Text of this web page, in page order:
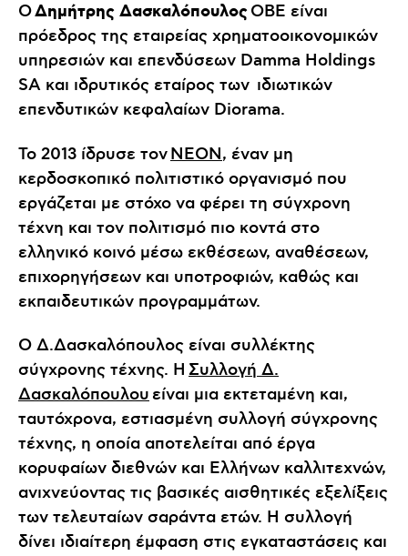
ΟΔημήτρης ΔασκαλόπουλοςOBE είναι
πρόεδρος της εταιρείας χρηματοοικονομικών
υπηρεσιών και επενδύσεων Damma Holdings
SA και ιδρυτικός εταίρος των ιδιωτικών
επενδυτικών κεφαλαίων Diorama.
Το 2013 ίδρυσε τονΝΕΟΝ, έναν μη
κερδοσκοπικό πολιτιστικό οργανισμό που
εργάζεται με στόχο να φέρει τη σύγχρονη
τέχνη και τον πολιτισμό πιο κοντά στο
ελληνικό κοινό μέσω εκθέσεων, αναθέσεων,
επιχορηγήσεων και υποτροφιών, καθώς και
εκπαιδευτικών προγραμμάτων.
Ο Δ.Δασκαλόπουλος είναι συλλέκτης
σύγχρονης τέχνης. Η Συλλογή Δ.
Δασκαλόπουλου είναι μια εκτεταμένη και,
ταυτόχρονα, εστιασμένη συλλογή σύγχρονης
τέχνης, η οποία αποτελείται από έργα
κορυφαίων διεθνών και Ελλήνων καλλιτεχνών,
ανιχνεύοντας τις βασικές αισθητικές εξελίξεις
των τελευταίων σαράντα ετών. Η συλλογή
δίνει ιδιαίτερη έμφαση στις εγκαταστάσεις και